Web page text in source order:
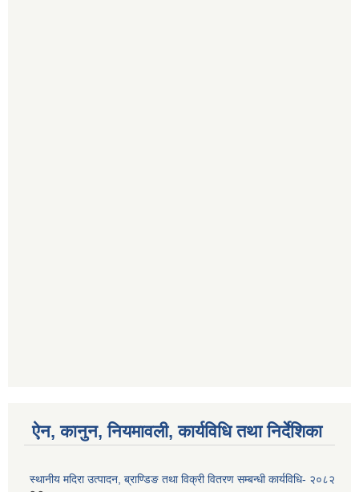
ऐन, कानुन, नियमावली, कार्यविधि तथा निर्देशिका
स्थानीय मदिरा उत्पादन, ब्राण्डिङ तथा विक्री वितरण सम्बन्धी कार्यविधि- २०८२